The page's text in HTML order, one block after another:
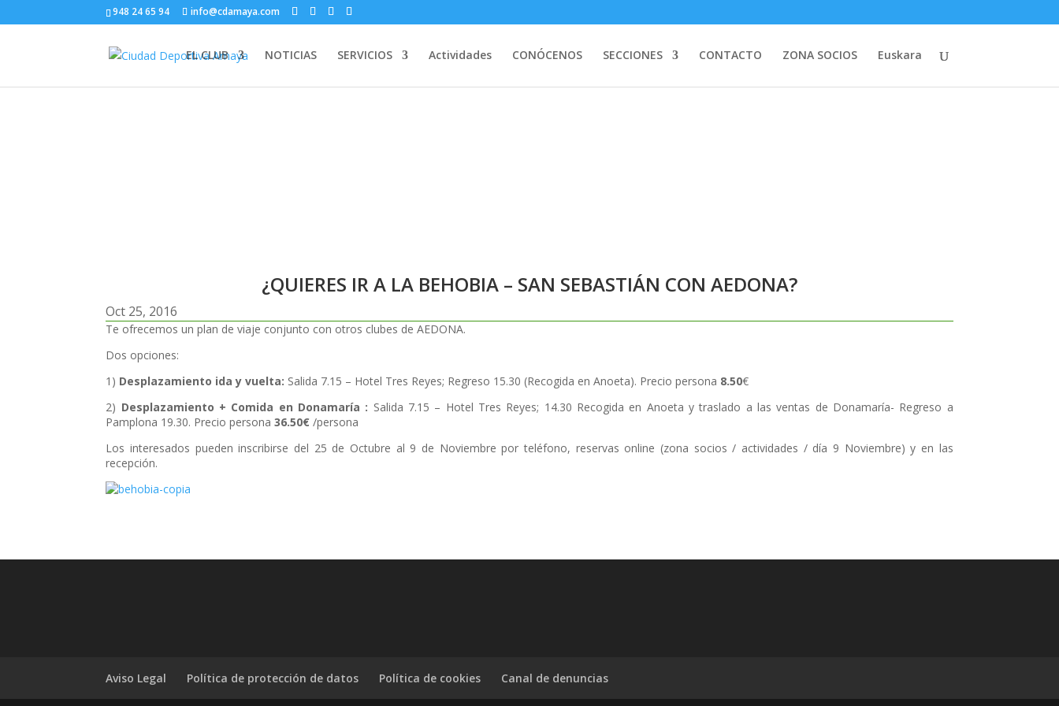
948 24 65 94 info@cdamaya.com
EL CLUB NOTICIAS SERVICIOS Actividades CONÓCENOS SECCIONES CONTACTO ZONA SOCIOS Euskara
¿QUIERES IR A LA BEHOBIA – SAN SEBASTIÁN CON AEDONA?
Oct 25, 2016
Te ofrecemos un plan de viaje conjunto con otros clubes de AEDONA.
Dos opciones:
1) Desplazamiento ida y vuelta: Salida 7.15 – Hotel Tres Reyes; Regreso 15.30 (Recogida en Anoeta). Precio persona 8.50€
2) Desplazamiento + Comida en Donamaría : Salida 7.15 – Hotel Tres Reyes; 14.30 Recogida en Anoeta y traslado a las ventas de Donamaría- Regreso a
Pamplona 19.30. Precio persona36.50€ /persona
Los interesados pueden inscribirse del 25 de Octubre al 9 de Noviembre por teléfono, reservas online (zona socios / actividades / día 9 Noviembre) y en las
recepción.
Aviso Legal Política de protección de datos Política de cookies Canal de denuncias